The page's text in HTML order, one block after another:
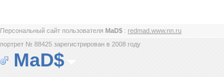
Персональный сайт пользователя MaD$ : redmad.www.nn.ru
портрет № 88425 зарегистрирован в 2008 году
MaD$